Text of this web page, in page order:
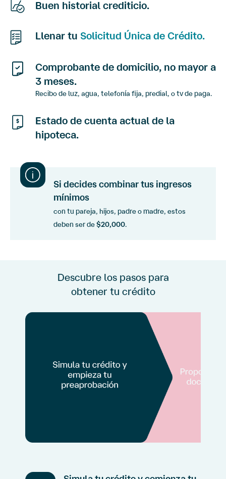
Buen historial crediticio.
Llenar tu Solicitud Única de Crédito.
Comprobante de domicilio, no mayor a
3 meses.
Recibo de luz, agua, telefonía fija, predial, o tv de paga.
Estado de cuenta actual de la
hipoteca.
Si decides combinar tus ingresos
mínimos
con tu pareja, hijos, padre o madre, estos
deben ser de$20,000.
Descubre los pasos para
obtener tu crédito